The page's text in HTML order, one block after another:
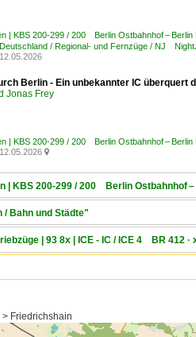
| KBS 200-299 / 200 Berlin Ostbahnhof –
Deutschland / Regional- und Fernzüge / NJ
Berlin - Ein unbekannter IC überquert
Jonas Frey
| KBS 200-299 / 200 Berlin Ostbahnhof –

| KBS 200-299 / 200 Berlin Ostbahnhof
/ Bahn und Städte"
| 93 8x | ICE - IC / ICE 4 BR 412 ·
Friedrichshain